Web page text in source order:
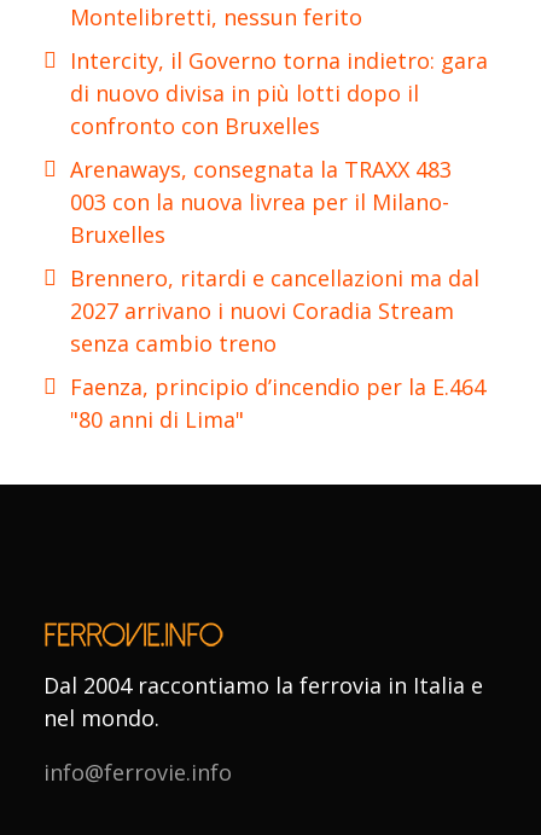
Montelibretti, nessun ferito
Intercity, il Governo torna indietro: gara
di nuovo divisa in più lotti dopo il
confronto con Bruxelles
Arenaways, consegnata la TRAXX 483
003 con la nuova livrea per il Milano-
Bruxelles
Brennero, ritardi e cancellazioni ma dal
2027 arrivano i nuovi Coradia Stream
senza cambio treno
Faenza, principio d’incendio per la E.464
"80 anni di Lima"
Dal 2004 raccontiamo la ferrovia in Italia e
nel mondo.
info@ferrovie.info